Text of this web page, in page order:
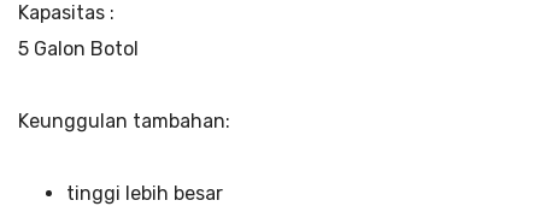
Kapasitas :
5 Galon Botol
Keunggulan tambahan:
tinggi lebih besar